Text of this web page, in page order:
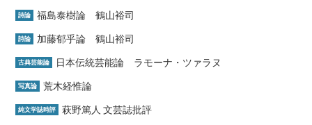
詩論 福島泰樹論 鶴山裕司
詩論 加藤郁乎論 鶴山裕司
古典芸能論 日本伝統芸能論 ラモーナ・ツァラヌ
写真論 荒木経惟論
純文学誌時評 萩野篤人 文芸誌批評